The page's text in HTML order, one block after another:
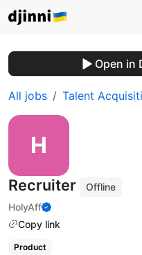
Open in
All jobs Talent
Recruiter
Offline
HolyAff
Copy link
Product